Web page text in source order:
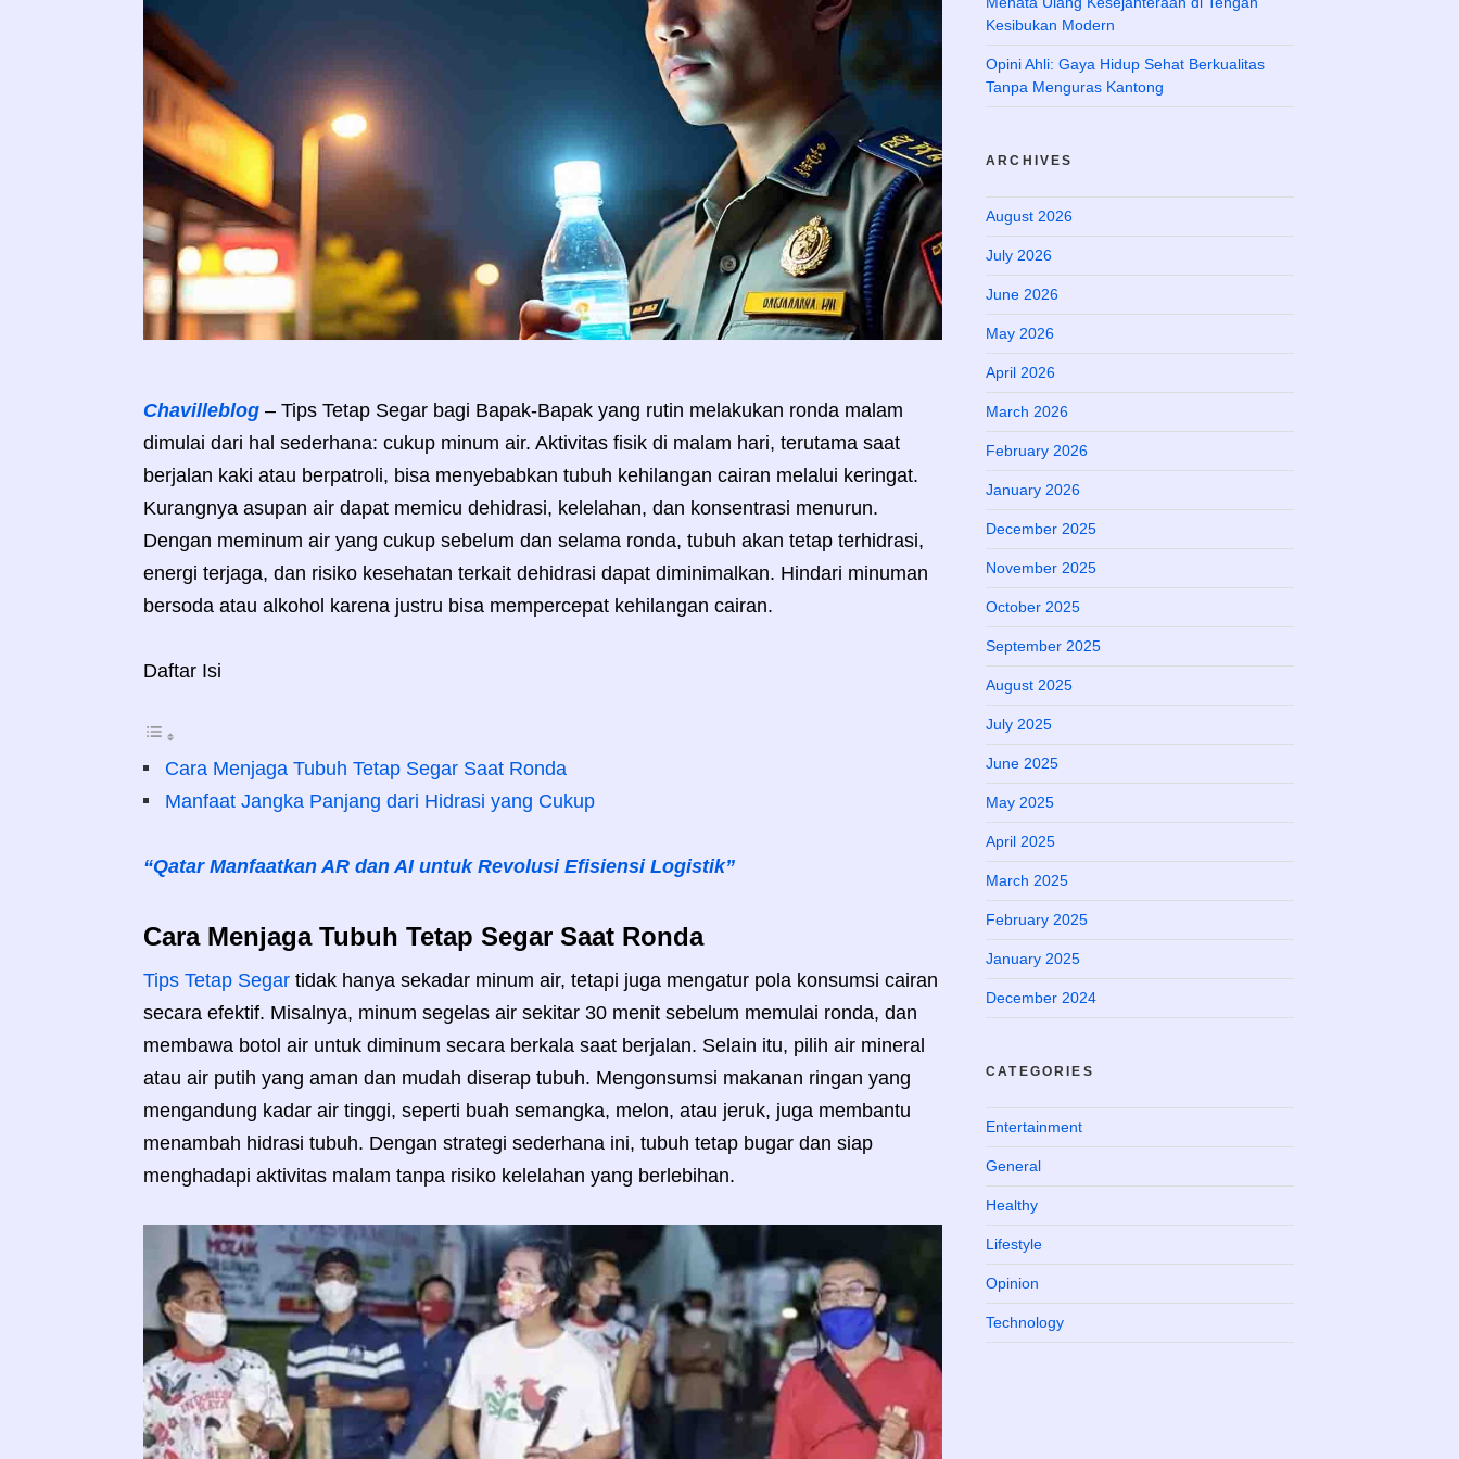
Chavilleblog – Tips Tetap Segar bagi Bapak-Bapak yang rutin melakukan ronda malam
dimulai dari hal sederhana: cukup minum air. Aktivitas fisik di malam hari, terutama saat
berjalan kaki atau berpatroli, bisa menyebabkan tubuh kehilangan cairan melalui keringat.
Kurangnya asupan air dapat memicu dehidrasi, kelelahan, dan konsentrasi menurun.
Dengan meminum air yang cukup sebelum dan selama ronda, tubuh akan tetap terhidrasi,
energi terjaga, dan risiko kesehatan terkait dehidrasi dapat diminimalkan. Hindari minuman
bersoda atau alkohol karena justru bisa mempercepat kehilangan cairan.
Daftar Isi
Cara Menjaga Tubuh Tetap Segar Saat Ronda
Manfaat Jangka Panjang dari Hidrasi yang Cukup
“Qatar Manfaatkan AR dan AI untuk Revolusi Efisiensi Logistik”
Cara Menjaga Tubuh Tetap Segar Saat Ronda
Tips Tetap Segar tidak hanya sekadar minum air, tetapi juga mengatur pola konsumsi cairan
secara efektif. Misalnya, minum segelas air sekitar 30 menit sebelum memulai ronda, dan
membawa botol air untuk diminum secara berkala saat berjalan. Selain itu, pilih air mineral
atau air putih yang aman dan mudah diserap tubuh. Mengonsumsi makanan ringan yang
mengandung kadar air tinggi, seperti buah semangka, melon, atau jeruk, juga membantu
menambah hidrasi tubuh. Dengan strategi sederhana ini, tubuh tetap bugar dan siap
menghadapi aktivitas malam tanpa risiko kelelahan yang berlebihan.
Kesibukan Modern
Opini Ahli: Gaya Hidup Sehat Berkualitas
Tanpa Menguras Kantong
ARCHIVES
August 2026
July 2026
June 2026
May 2026
April 2026
March 2026
February 2026
January 2026
December 2025
November 2025
October 2025
September 2025
August 2025
July 2025
June 2025
May 2025
April 2025
March 2025
February 2025
January 2025
December 2024
CATEGORIES
Entertainment
General
Healthy
Lifestyle
Opinion
Technology